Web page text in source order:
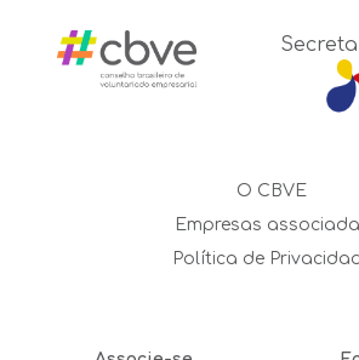
O CBVE
Empresas
Política de